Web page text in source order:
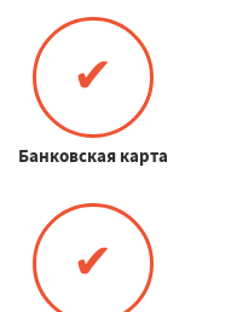
✔
Банковская карта
✔